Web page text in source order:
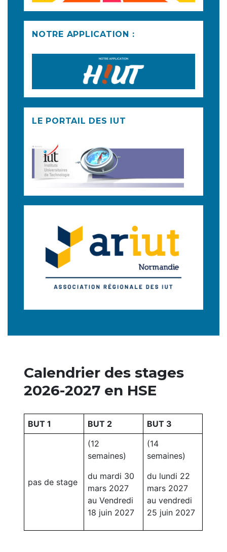
NOTRE APPLICATION :
LE PORTAIL DES IUT
Calendrier des stages
2026-2027 en HSE
BUT 1 BUT 2 BUT 3
pas de stage
(12
semaines)
du mardi 30
mars 2027
au Vendredi
18 juin 2027
(14
semaines)
du lundi 22
mars 2027
au vendredi
25 juin 2027